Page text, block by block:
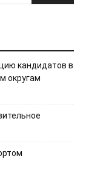
кандидатов в
округам